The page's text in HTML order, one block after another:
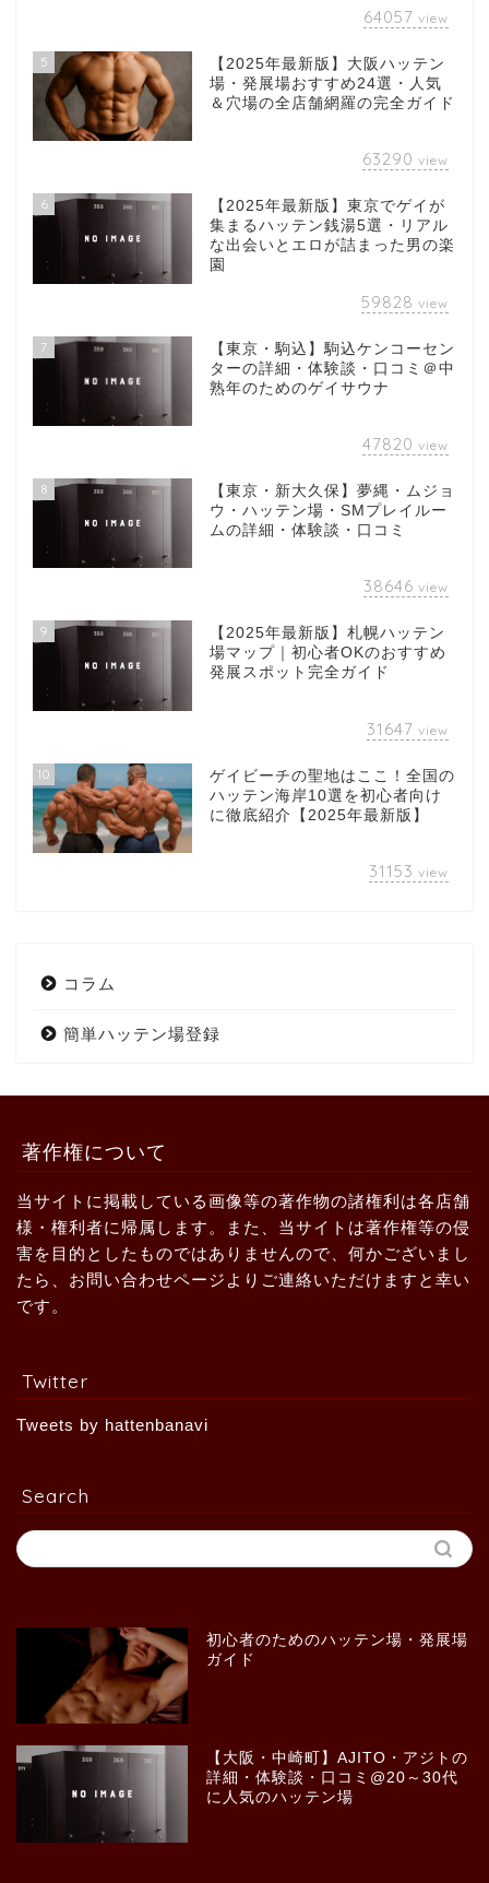
64057 view
5
【2025年最新版】大阪ハッテン
場・発展場おすすめ24選・人気
＆穴場の全店舗網羅の完全ガイド
63290 view
6
【2025年最新版】東京でゲイが
集まるハッテン銭湯5選・リアル
な出会いとエロが詰まった男の楽
園
59828 view
7
【東京・駒込】駒込ケンコーセン
ターの詳細・体験談・口コミ＠中
熟年のためのゲイサウナ
47820 view
8
【東京・新大久保】夢縄・ムジョ
ウ・ハッテン場・SMプレイルー
ムの詳細・体験談・口コミ
38646 view
9
【2025年最新版】札幌ハッテン
場マップ｜初心者OKのおすすめ
発展スポット完全ガイド
31647 view
10
ゲイビーチの聖地はここ！全国の
ハッテン海岸10選を初心者向け
に徹底紹介【2025年最新版】
31153 view
コラム
簡単ハッテン場登録
著作権について
当サイトに掲載している画像等の著作物の諸権利は各店舗
様・権利者に帰属します。また、当サイトは著作権等の侵
害を目的としたものではありませんので、何かございまし
たら、お問い合わせページよりご連絡いただけますと幸い
です。
Twitter
Tweets by hattenbanavi
Search
初心者のためのハッテン場・発展場
ガイド
【大阪・中崎町】AJITO・アジトの
詳細・体験談・口コミ@20～30代
に人気のハッテン場